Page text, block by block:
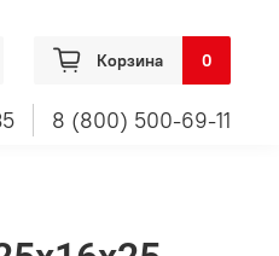
Корзина 0
8 (800) 500-69-11